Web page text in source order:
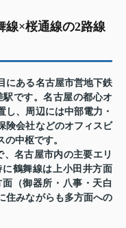
×桜通線の2路線
にある名古屋市営地下鉄
です。名古屋の都心オ
し、周辺には中部電力・
険会社などのオフィスビ
中枢です。
名古屋市内の主要エリ
鶴舞線は上小田井方面
（御器所・八事・天白
住みながらも多方面への